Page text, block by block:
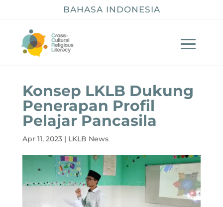
BAHASA INDONESIA
Konsep LKLB Dukung
Penerapan Profil
Pelajar Pancasila
Apr 11, 2023| LKLB News